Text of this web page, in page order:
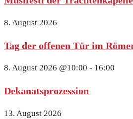
8. August 2026
Tag der offenen Tür im
8. August 2026 @10:00 - 16:00
Dekanatsprozession
13. August 2026